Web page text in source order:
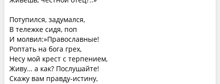
Потупился, задумался,
В тележке сидя, поп
И молвил:»Православные!
Роптать на бога грех,
Несу мой крест с терпением,
Живу… а как? Послушайте!
Скажу вам правду-истину,